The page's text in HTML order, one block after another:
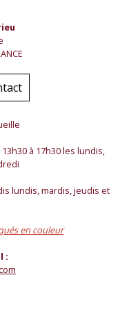
à 17h30 les lundis,
lundis, mardis, jeudis et
en couleur
: